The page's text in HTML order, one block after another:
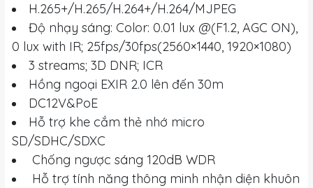
H.265+/H.265/H.264+/H.264/MJPEG
Độ nhạy sáng: Color: 0.01 lux @(F1.2, AGC ON),
0 lux with IR; 25fps/30fps(2560×1440, 1920×1080)
3 streams; 3D DNR; ICR
Hồng ngoại EXIR 2.0 lên đến 30m
DC12V&PoE
Hỗ trợ khe cắm thẻ nhớ micro
SD/SDHC/SDXC
Chống ngược sáng 120dB WDR
Hỗ trợ tính năng thông minh nhận diện khuôn